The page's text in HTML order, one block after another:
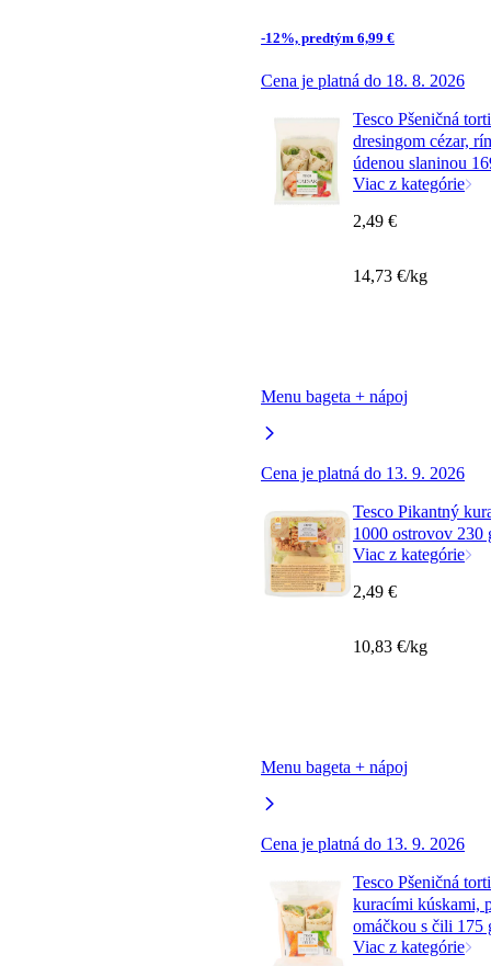
-12%, predtým 6,99 €
Cena je platná do 18. 8. 2026
Tesco Pšeničná
dresingom cézar,
údenou slaninou
Viac z kategórie
Menu bageta + nápoj
Cena je platná do 13. 9. 2026
2,49 €
14,73 €/kg
Tesco Pikantný
1000 ostrovov 230
Viac z kategórie
Menu bageta + nápoj
Cena je platná do 13. 9. 2026
2,49 €
10,83 €/kg
Tesco Pšeničná
kuracími kúskami,
omáčkou s čili 175
Viac z kategórie